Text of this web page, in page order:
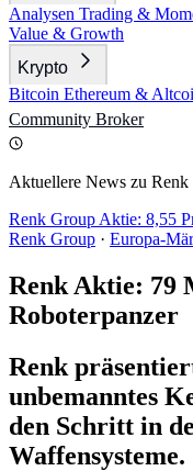
Analysen Trading &
Value & Growth
Krypto
Bitcoin Ethereum &
Community Broker
Aktuellere News zu Renk
Renk Group Aktie: 8,55
Renk Group · Europa-
Renk Aktie: 79
Roboterpanzer
Renk
unbemanntes
den Schritt in
Waffensysteme.